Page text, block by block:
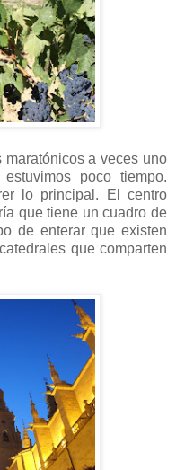
a veces uno
poco tiempo.
lo principal. El centro
que tiene un cuadro de
de enterar que existen
que comparten